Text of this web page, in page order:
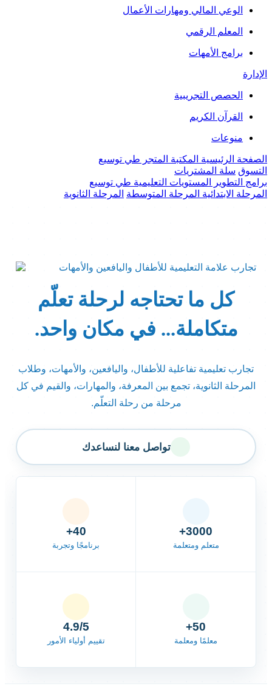
الوعي المالي ومهارات الأعمال
المعلم الرقمي
برامج الأمهات
الإدارة
الحصص التجريبية
القرآن الكريم
منوعات
الصفحة الرئيسية المكتبة المتجر طي توسيع
التسوق سلة المشتريات
برامج التطوير
المستويات التعليمية طي توسيع
المرحلة الابتدائية المرحلة المتوسطة المرحلة الثانوية
كل ما تحتاجه لرحلة تعلّم
متكاملة... في مكان واحد.
تجارب تعليمية تفاعلية للأطفال، واليافعين، والأمهات، وطلاب
المرحلة الثانوية، تجمع بين المعرفة، والمهارات، والقيم في كل
مرحلة من رحلة التعلّم.
تواصل معنا لنساعدك
3000+
متعلم ومتعلمة
40+
برنامجًا وتجربة
50+
معلمًا ومعلمة
4.9/5
تقييم أولياء الأمور